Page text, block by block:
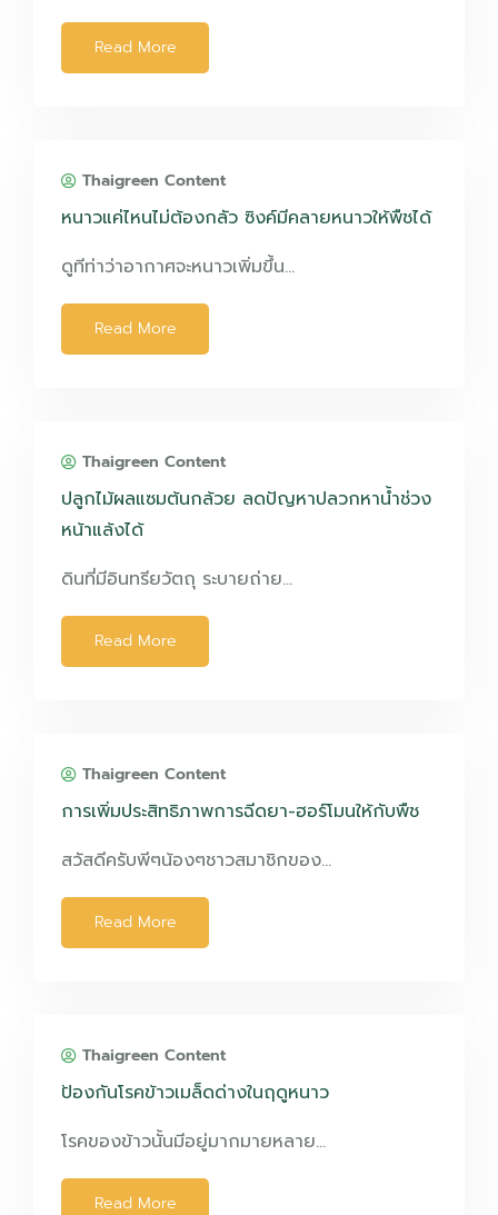
Read More
Thaigreen Content
หนาวแค่ไหนไม่ต้องกลัว ซิงค์มีคลายหนาวให้พืชได้
ดูทีท่าว่าอากาศจะหนาวเพิ่มขึ้น…
Read More
Thaigreen Content
ปลูกไม้ผลแซมต้นกล้วย ลดปัญหาปลวกหาน้ำช่วง
หน้าแล้งได้
ดินที่มีอินทรียวัตถุ ระบายถ่าย…
Read More
Thaigreen Content
การเพิ่มประสิทธิภาพการฉีดยา-ฮอร์โมนให้กับพืช
สวัสดีครับพีๆน้องๆชาวสมาชิกของ…
Read More
Thaigreen Content
ป้องกันโรคข้าวเมล็ดด่างในฤดูหนาว
โรคของข้าวนั้นมีอยู่มากมายหลาย…
Read More